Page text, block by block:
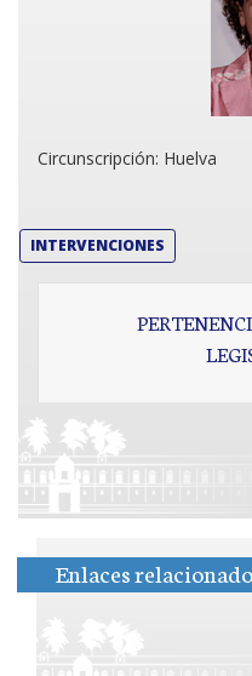
Circunscripción: Huelva
INTERVENCIONES
Enlaces